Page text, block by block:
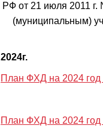
РФ от 21 июля 2011
(муниципальным)
2024г.
План ФХД на 2024 год
План ФХД на 2024 год